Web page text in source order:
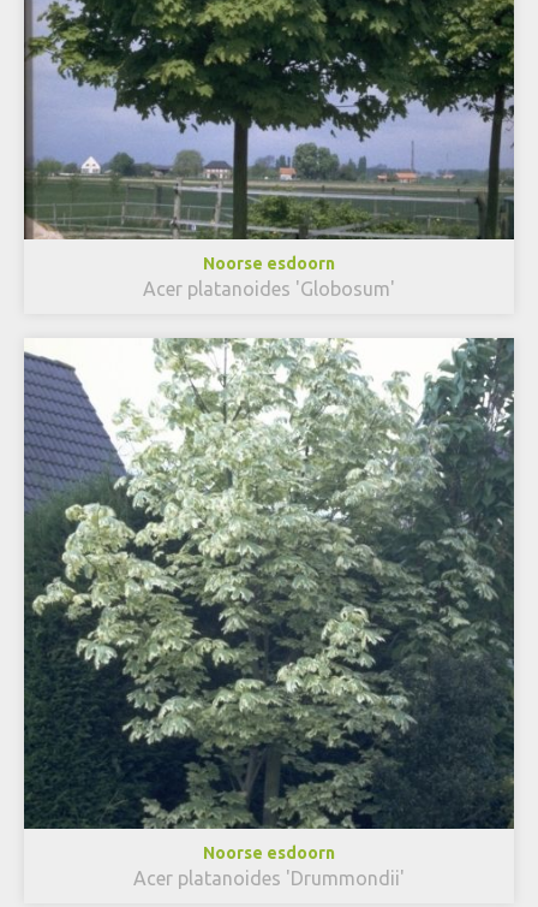
Noorse esdoorn
Acer platanoides 'Globosum'
Noorse esdoorn
Acer platanoides 'Drummondii'